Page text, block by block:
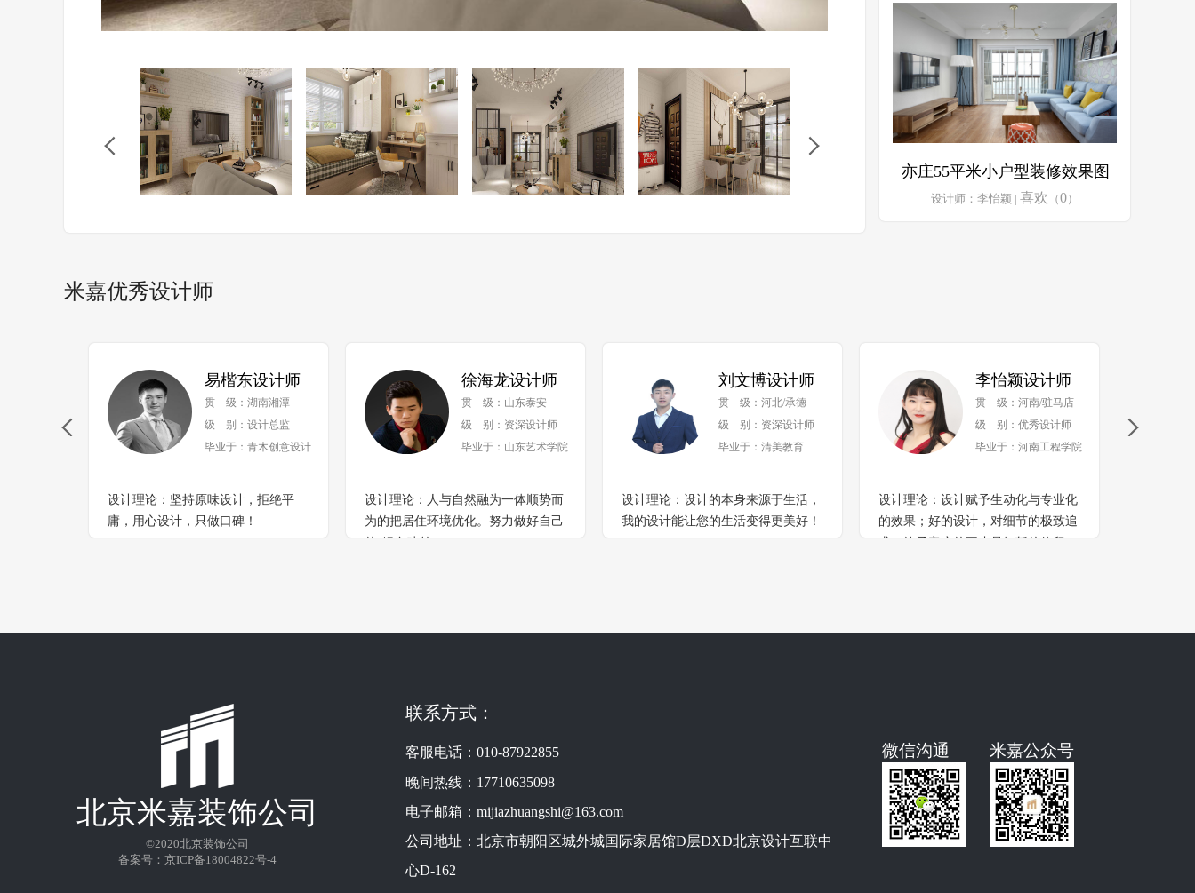
亦庄55平米小户型装修效果图
设计师：李怡颖 | 喜欢 （0）
米嘉优秀设计师
易楷东设计师
贯 级：湖南湘潭
级 别：设计总监
毕业于：青木创意设计
设计理论：坚持原味设计，拒绝平
庸，用心设计，只做口碑！
徐海龙设计师
贯 级：山东泰安
级 别：资深设计师
毕业于：山东艺术学院
设计理论：人与自然融为一体顺势而
为的把居住环境优化。努力做好自己
刘文博设计师
贯 级：河北/承德
级 别：资深设计师
毕业于：清美教育
设计理论：设计的本身来源于生活，
我的设计能让您的生活变得更美好！
李怡颖设计师
贯 级：河南/驻马店
级 别：优秀设计师
毕业于：河南工程学院
设计理论：设计赋予生动化与专业化
的效果；好的设计，对细节的极致追
北京米嘉装饰公司
©2020北京装饰公司
备案号： 京ICP备18004822号-4
联系方式：
客服电话： 010-87922855
晚间热线： 17710635098
电子邮箱： mijiazhuangshi@163.com
公司地址：北京市朝阳区城外城国际家居馆D层DXD北京设计互联中
心D-162
微信沟通 米嘉公众号